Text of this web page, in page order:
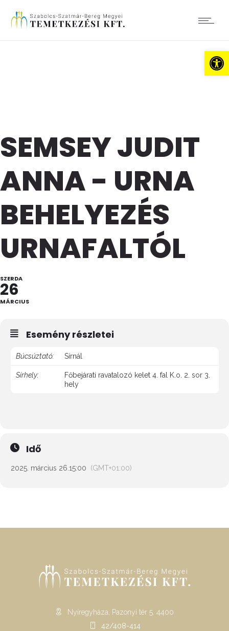
SEMSEY JUDIT
ANNA - URNA
BEHELYEZÉS
URNAFALTÓL
SZERDA
26
MÁRCIUS
Esemény részletei
Búcsúztató: Sírnál
Sírhely:
Főbejárati ravatalozó kelet 4. fal K.o. 2. sor 3.
hely
Idő
2025. március 26. 15:00 (GMT+01:00)
Nyíregyháza, Pazonyi tér 5. 4400
42/408-414